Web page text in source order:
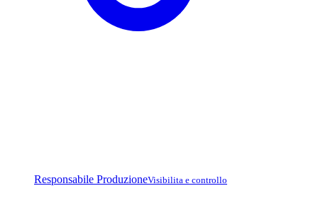
Responsabile ProduzioneVisibilita e controllo